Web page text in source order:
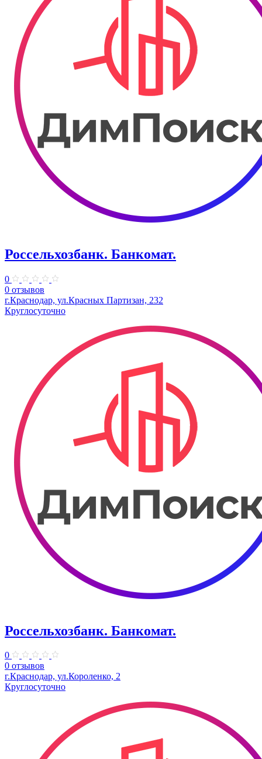
Россельхозбанк. Банкомат.
0
0 отзывов
г.Краснодар, ул.Красных Партизан, 232
Круглосуточно
Россельхозбанк. Банкомат.
0
0 отзывов
​г.Краснодар, ул.Короленко, 2
Круглосуточно